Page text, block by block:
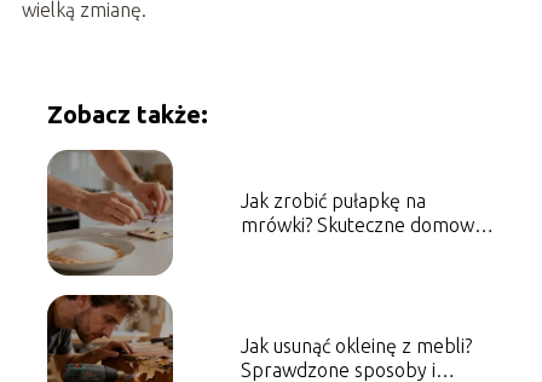
wielką zmianę.
Zobacz także:
Jak zrobić pułapkę na
mrówki? Skuteczne domowe
Jak usunąć okleinę z mebli?
Sprawdzone sposoby i